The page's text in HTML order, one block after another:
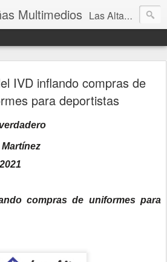
Multimedios Las Altas Montañas Multimedios
IVD inflando compras de
para deportistas
compras de uniformes para